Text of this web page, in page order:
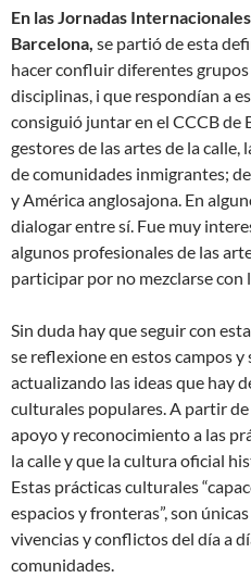
En las Jornadas
Barcelona, se partió de esta
hacer confluir diferentes
disciplinas, i que respondían a
consiguió juntar en el CCCB de
gestores de las artes de la calle,
de comunidades inmigrantes;
y América anglosajona. En
dialogar entre sí. Fue muy
algunos profesionales de las
participar por no mezclarse con
Sin duda hay que seguir con
se reflexione en estos campos y
actualizando las ideas que hay
culturales populares. A partir
apoyo y reconocimiento a las
la calle y que la cultura oficial
Estas prácticas culturales
espacios y fronteras”, son
vivencias y conflictos del día a
comunidades.